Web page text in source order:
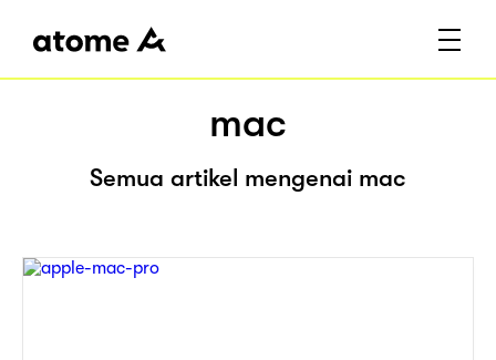
mac
Semua artikel mengenai mac